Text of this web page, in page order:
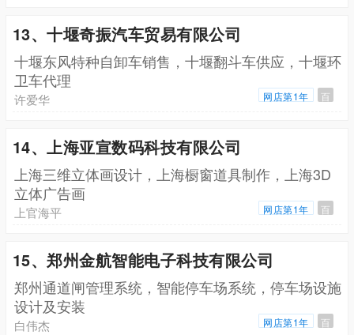
13、十堰奇振汽车贸易有限公司
十堰东风特种自卸车销售，十堰翻斗车供应，十堰环
卫车代理
许爱华 网店第1年 百
14、上海亚宣数码科技有限公司
上海三维立体画设计，上海橱窗道具制作，上海3D
立体广告画
上官海平 网店第1年 百
15、郑州金航智能电子科技有限公司
郑州通道闸管理系统，智能停车场系统，停车场设施
设计及安装
白伟杰 网店第1年 百